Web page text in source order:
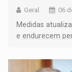
Geral 06
Medidas
e endurecem